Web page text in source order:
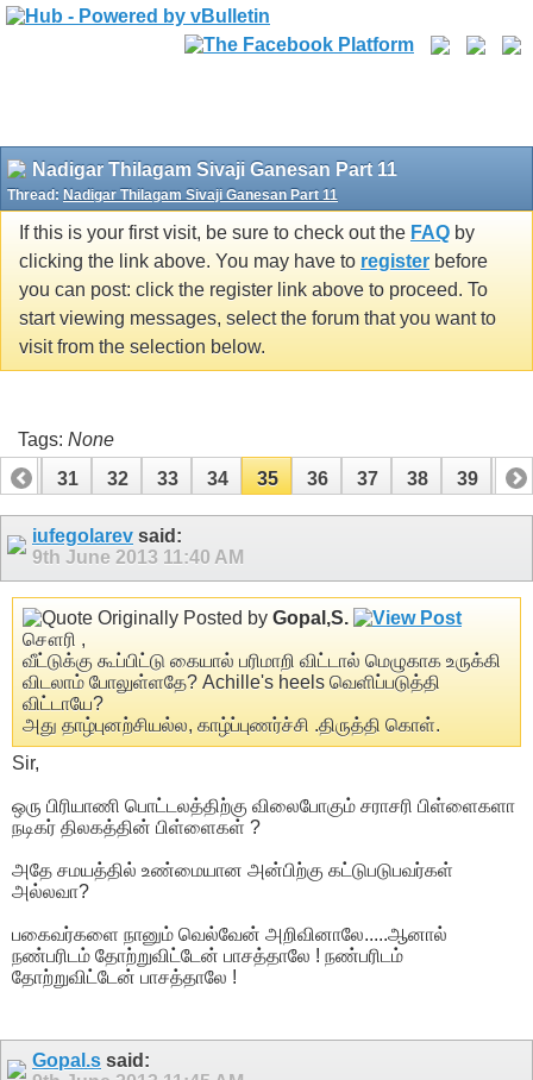
Nadigar Thilagam Sivaji Ganesan Part 11
Thread: Nadigar Thilagam Sivaji Ganesan Part 11
If this is your first visit, be sure to check out the FAQ by
clicking the link above. You may have to register before
you can post: click the register link above to proceed. To
start viewing messages, select the forum that you want to
visit from the selection below.
Tags: None
30
31 32 33 34 35 36 37 38 39 40
iufegolarev said:
9th June 2013 11:40 AM
Originally Posted by Gopal,S.
சௌரி ,
வீட்டுக்கு கூப்பிட்டு கையால் பரிமாறி விட்டால் மெழுகாக உருக்கி
விடலாம் போலுள்ளதே? Achille's heels வெளிப்படுத்தி
விட்டாயே?
அது தாழ்புனற்சியல்ல, காழ்ப்புணர்ச்சி .திருத்தி கொள்.
Sir,
ஒரு பிரியாணி பொட்டலத்திற்கு விலைபோகும் சராசரி பிள்ளைகளா
நடிகர் திலகத்தின் பிள்ளைகள் ?
அதே சமயத்தில் உண்மையான அன்பிற்கு கட்டுபடுபவர்கள்
அல்லவா?
பகைவர்களை நானும் வெல்வேன் அறிவினாலே.....ஆனால்
நண்பரிடம் தோற்றுவிட்டேன் பாசத்தாலே ! நண்பரிடம்
தோற்றுவிட்டேன் பாசத்தாலே !
Gopal.s said: